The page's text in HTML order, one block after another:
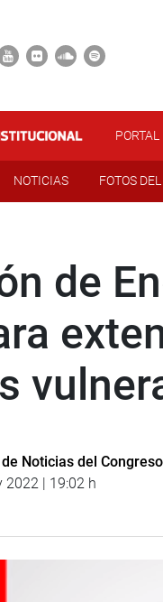
PORTAL
NOTICIAS FOTOS
de
Noticias del Congreso
2022 | 19:02 h